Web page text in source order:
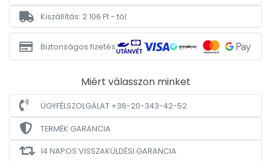
Kiszállítás: 2 106 Ft - tól
Biztonságos fizetés
Miért válasszon minket
ÜGYFÉLSZOLGÁLAT +36-20-343-42-52
TERMÉK GARANCIA
14 NAPOS VISSZAKÜLDÉSI GARANCIA